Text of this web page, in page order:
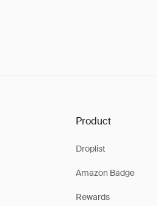
Product
Droplist
Amazon Badge
Rewards